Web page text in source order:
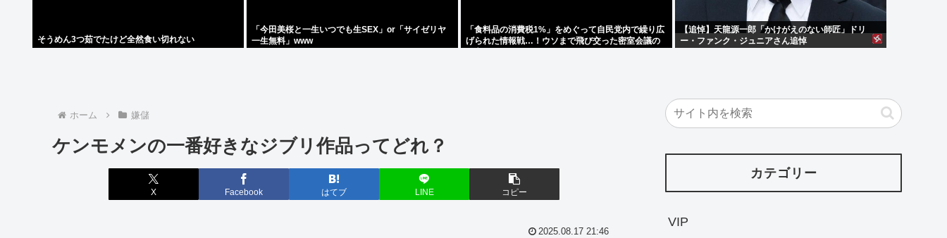
そうめん3つ茹でたけど全然食い切れない
「今田美桜と一生いつでも生SEX」or「サイゼリヤ
一生無料」www
「食料品の消費税1%」をめぐって自民党内で繰り広
げられた情報戦…！ウソまで飛び交った密室会議の
【追悼】天龍源一郎「かけがえのない師匠」ドリ
ー・ファンク・ジュニアさん追悼
ホーム 嫌儲
ケンモメンの一番好きなジブリ作品ってどれ？
X Facebook はてブ LINE コピー
2025.08.17 21:46
カテゴリー
VIP